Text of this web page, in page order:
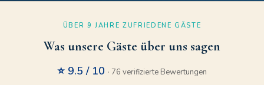
ÜBER 9 JAHRE ZUFRIEDENE GÄSTE
Was unsere Gäste über uns sagen
⭐ 9.5 / 10 · 76 verifizierte Bewertungen